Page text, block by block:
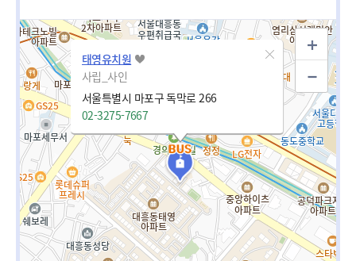
태영유치원
사립_사인
서울특별시 마포구 독막로 266
02-3275-7667